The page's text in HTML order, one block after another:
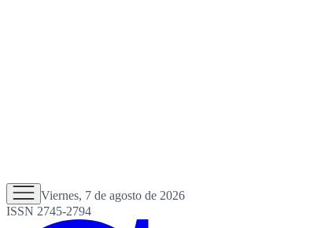
Viernes, 7 de agosto de 2026
ISSN 2745-2794